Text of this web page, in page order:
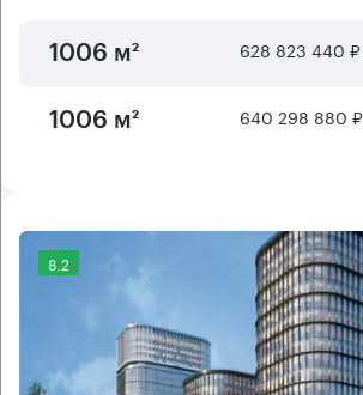
1006 м² 628 823 440 ₽
1006 м² 640 298 880 ₽
8.2